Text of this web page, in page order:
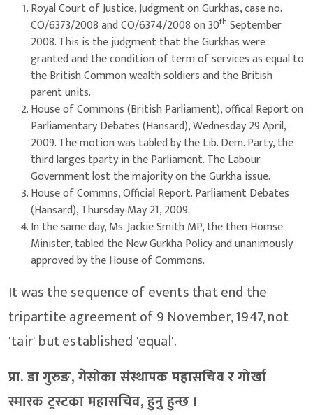
Royal Court of Justice, Judgment on Gurkhas, case no.
CO/6373/2008 and CO/6374/2008 on 30th September
2008. This is the judgment that the Gurkhas were
granted and the condition of term of services as equal to
the British Common wealth soldiers and the British
parent units.
House of Commons (British Parliament), offical Report on
Parliamentary Debates (Hansard), Wednesday 29 April,
2009. The motion was tabled by the Lib. Dem. Party, the
third larges tparty in the Parliament. The Labour
Government lost the majority on the Gurkha issue.
House of Commns, Official Report. Parliament Debates
(Hansard), Thursday May 21, 2009.
In the same day, Ms. Jackie Smith MP, the then Homse
Minister, tabled the New Gurkha Policy and unanimously
approved by the House of Commons.
It was the sequence of events that end the
tripartite agreement of 9 November, 1947, not
'tair' but established 'equal'.
प्रा. डा गुरुङ, गेसोका संस्थापक महासचिव र गोर्खा
स्मारक ट्रस्टका महासचिव, हुनु हुन्छ ।